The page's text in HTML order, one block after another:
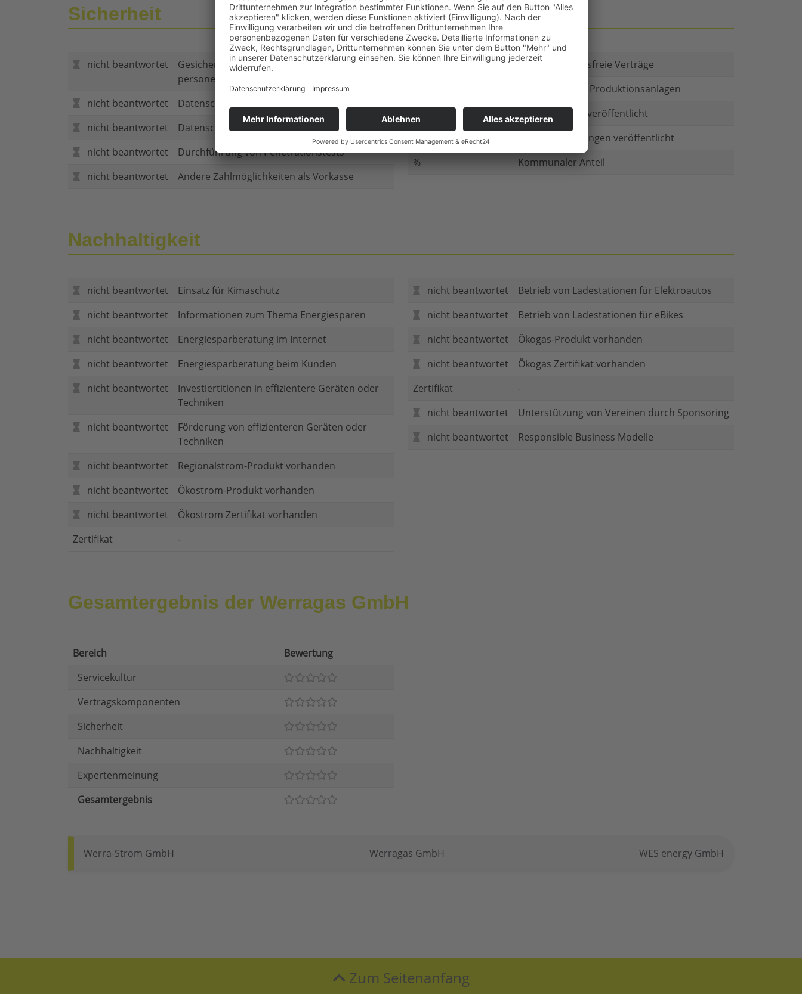
Sicherheit
nicht beantwortet
Gesicherte Verbindung bei
personenbezogenen Daten
nicht beantwortet
Datenschutzerklärung
nicht beantwortet
Datenschutzerklärung im Internet
nicht beantwortet
Durchführung von Penetrationstests
nicht beantwortet
Andere Zahlmöglichkeiten als Vorkasse
nicht beantwortet
Gibt es Kautionsfreie Verträge
Investitionen in Produktionsanlagen
nicht beantwortet
Geschäftsform veröffentlicht
nicht beantwortet
Firmenbeteiligungen veröffentlicht
%
Kommunaler Anteil
Nachhaltigkeit
nicht beantwortet
Einsatz für Kimaschutz
nicht beantwortet
Informationen zum Thema Energiesparen
nicht beantwortet
Energiesparberatung im Internet
nicht beantwortet
Energiesparberatung beim Kunden
nicht beantwortet
Investiertitionen in effizientere Geräten oder
Techniken
nicht beantwortet
Förderung von effizienteren Geräten oder
Techniken
nicht beantwortet
Regionalstrom-Produkt vorhanden
nicht beantwortet
Ökostrom-Produkt vorhanden
nicht beantwortet
Ökostrom Zertifikat vorhanden
Zertifikat
-
nicht beantwortet
Betrieb von Ladestationen für Elektroautos
nicht beantwortet
Betrieb von Ladestationen für eBikes
nicht beantwortet
Ökogas-Produkt vorhanden
nicht beantwortet
Ökogas Zertifikat vorhanden
Zertifikat
-
nicht beantwortet
Unterstützung von Vereinen durch Sponsoring
nicht beantwortet
Responsible Business Modelle
Gesamtergebnis der Werragas GmbH
Bereich
Bewertung
Servicekultur
Vertragskomponenten
Sicherheit
Nachhaltigkeit
Expertenmeinung
Gesamtergebnis
Werra-Strom GmbH Werragas GmbH WES energy GmbH
Zum Seitenanfang